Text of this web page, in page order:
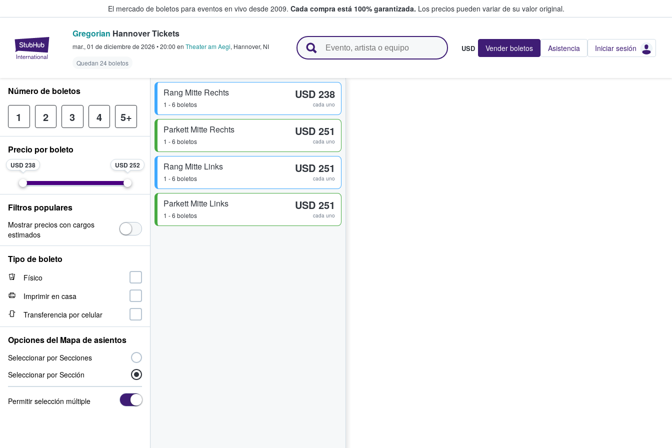
El mercado de boletos para eventos en vivo desde 2009. Cada compra está 100% garantizada. Los precios pueden variar de su valor original.
StubHub: donde los fans compran y venden boletos
Gregorian Hannover Tickets
mar., 01 de diciembre de 2026 •20:00 en Theater am Aegi, Hannover, NI
Quedan 24 boletos
USD Vender boletos Asistencia Iniciar sesión
Rang Mitte Rechts
1 - 6 boletos
USD 238
cada uno
Parkett Mitte Rechts
1 - 6 boletos
USD 251
cada uno
Rang Mitte Links
1 - 6 boletos
USD 251
cada uno
Parkett Mitte Links
1 - 6 boletos
USD 251
cada uno
Número de boletos
1 2 3 4 5+
Precio por boleto
USD 238 USD 252
Filtros populares
Mostrar precios con cargos
estimados
Tipo de boleto
Físico
Imprimir en casa
Transferencia por celular
Opciones del Mapa de asientos
Seleccionar por Secciones
Seleccionar por Sección
Permitir selección múltiple